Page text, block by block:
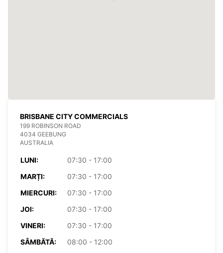
BRISBANE CITY COMMERCIALS
199 ROBINSON ROAD
4034 GEEBUNG
AUSTRALIA
LUNI:
07:30 - 17:00
MARȚI:
07:30 - 17:00
MIERCURI:
07:30 - 17:00
JOI:
07:30 - 17:00
VINERI:
07:30 - 17:00
SÂMBĂTĂ:
08:00 - 12:00